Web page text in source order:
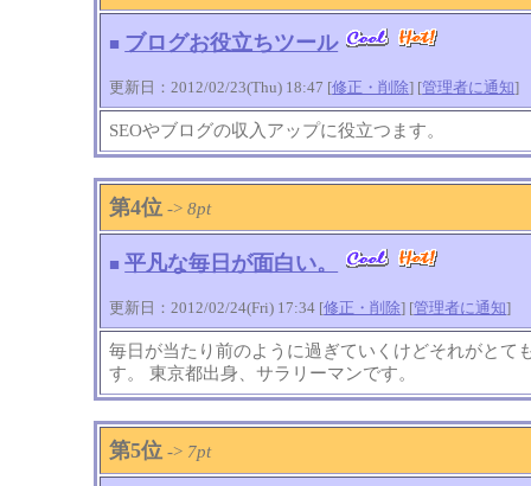
■ ブログお役立ちツール
更新日：2012/02/23(Thu) 18:47 [修正・削除] [管理者に通知]
SEOやブログの収入アップに役立つます。
第4位 ->8pt
■ 平凡な毎日が面白い。
更新日：2012/02/24(Fri) 17:34 [修正・削除] [管理者に通知]
毎日が当たり前のように過ぎていくけどそれがとて
す。 東京都出身、サラリーマンです。
第5位 -> 7pt